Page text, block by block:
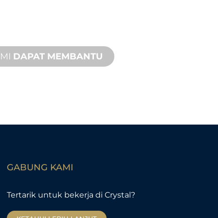
DAPAT MEMBANTU
GABUNG KAMI
Tertarik untuk bekerja di Crystal?